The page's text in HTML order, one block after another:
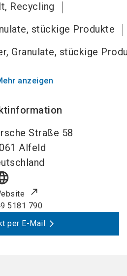
Recycling
stückige Produkte
Granulate, stückige
anzeigen
Straße 58
Alfeld
5181 790
per E-Mail